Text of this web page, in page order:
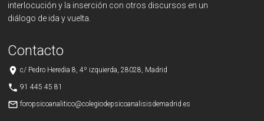
interlocución y la inserción con otros discursos en un
diálogo de ida y vuelta.
Contacto
place c/ Pedro Heredia 8, 4º izquierda, 28028, Madrid
phone 91 445 45 81
mail_outline foropsicoanalitico@colegiodepsicoanalisisdemadrid.es